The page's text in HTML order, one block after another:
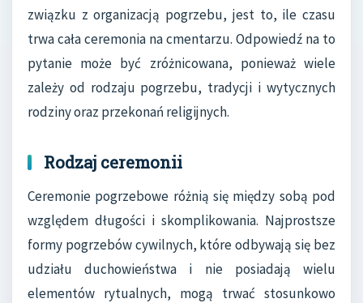
związku z organizacją pogrzebu, jest to, ile czasu
trwa cała ceremonia na cmentarzu. Odpowiedź na to
pytanie może być zróżnicowana, ponieważ wiele
zależy od rodzaju pogrzebu, tradycji i wytycznych
rodziny oraz przekonań religijnych.
Rodzaj ceremonii
Ceremonie pogrzebowe różnią się między sobą pod
względem długości i skomplikowania. Najprostsze
formy pogrzebów cywilnych, które odbywają się bez
udziału duchowieństwa i nie posiadają wielu
elementów rytualnych, mogą trwać stosunkowo